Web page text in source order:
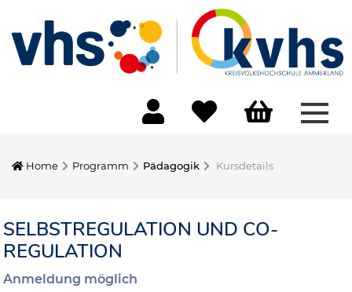
Home Programm Pädagogik Kursdetails
SELBSTREGULATION UND CO-
REGULATION
Anmeldung möglich